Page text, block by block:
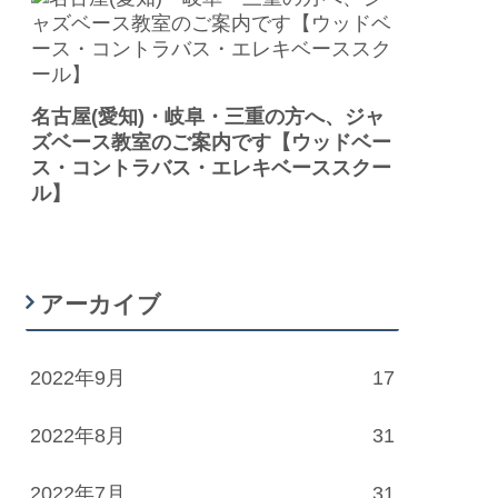
名古屋(愛知)・岐阜・三重の方へ、ジャ
ズベース教室のご案内です【ウッドベー
ス・コントラバス・エレキベーススクー
ル】
アーカイブ
2022年9月 17
2022年8月 31
2022年7月 31